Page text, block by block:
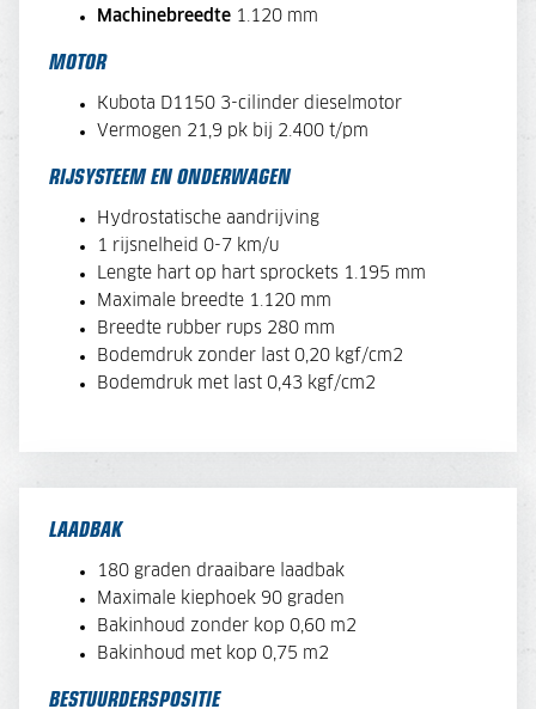
Machinebreedte 1.120 mm
MOTOR
Kubota D1150 3-cilinder dieselmotor
Vermogen 21,9 pk bij 2.400 t/pm
RIJSYSTEEM EN ONDERWAGEN
Hydrostatische aandrijving
1 rijsnelheid 0-7 km/u
Lengte hart op hart sprockets 1.195 mm
Maximale breedte 1.120 mm
Breedte rubber rups 280 mm
Bodemdruk zonder last 0,20 kgf/cm2
Bodemdruk met last 0,43 kgf/cm2
LAADBAK
180 graden draaibare laadbak
Maximale kiephoek 90 graden
Bakinhoud zonder kop 0,60 m2
Bakinhoud met kop 0,75 m2
BESTUURDERSPOSITIE